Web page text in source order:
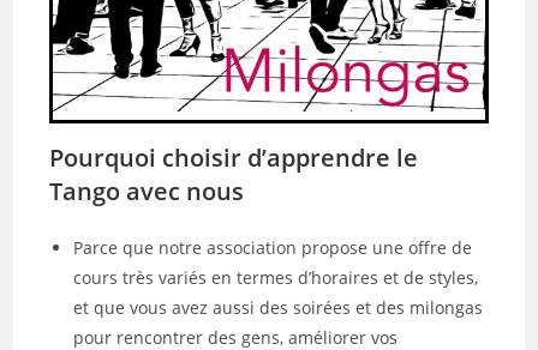
Pourquoi choisir d’apprendre le
Tango avec nous
Parce que notre association propose une offre de
cours très variés en termes d’horaires et de styles,
et que vous avez aussi des soirées et des milongas
pour rencontrer des gens, améliorer vos